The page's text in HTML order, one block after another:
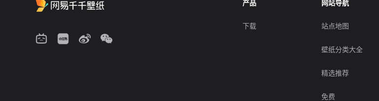
产品
下载
网站导航
站点地图
壁纸分类大全
精选推荐
免费